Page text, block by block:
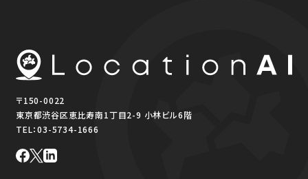
〒150-0022
東京都渋谷区恵比寿南1丁目2-9 小林ビル6階
TEL：03-5734-1666